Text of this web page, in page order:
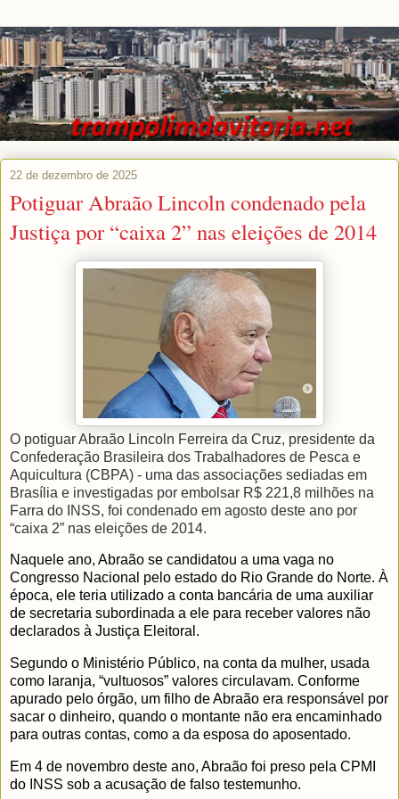
22 de dezembro de 2025
Potiguar Abraão Lincoln condenado pela
Justiça por “caixa 2” nas eleições de 2014
O potiguar Abraão Lincoln Ferreira da Cruz, presidente da
Confederação Brasileira dos Trabalhadores de Pesca e
Aquicultura (CBPA) - uma das associações sediadas em
Brasília e investigadas por embolsar R$ 221,8 milhões na
Farra do INSS, foi condenado em agosto deste ano por
“caixa 2” nas eleições de 2014.
Naquele ano, Abraão se candidatou a uma vaga no
Congresso Nacional pelo estado do Rio Grande do Norte. À
época, ele teria utilizado a conta bancária de uma auxiliar
de secretaria subordinada a ele para receber valores não
declarados à Justiça Eleitoral.
Segundo o Ministério Público, na conta da mulher, usada
como laranja, “vultuosos” valores circulavam. Conforme
apurado pelo órgão, um filho de Abraão era responsável por
sacar o dinheiro, quando o montante não era encaminhado
para outras contas, como a da esposa do aposentado.
Em 4 de novembro deste ano, Abraão foi preso pela CPMI
do INSS sob a acusação de falso testemunho.